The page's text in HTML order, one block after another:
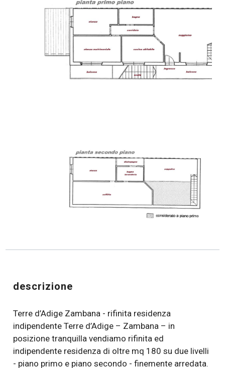
descrizione
Terre d’Adige Zambana - rifinita residenza
indipendente Terre d’Adige – Zambana – in
posizione tranquilla vendiamo rifinita ed
indipendente residenza di oltre mq 180 su due livelli
- piano primo e piano secondo - finemente arredata.